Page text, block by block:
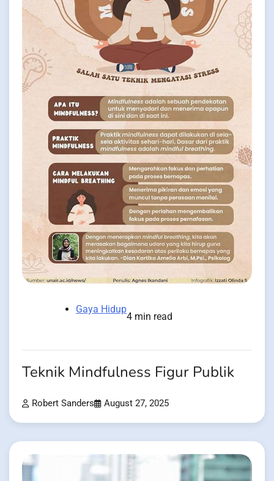
Gaya Hidup
4 min read
Teknik Mindfulness Figur Publik
Robert Sanders August 27, 2025